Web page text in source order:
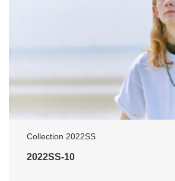
Collection 2022SS
2022SS-10